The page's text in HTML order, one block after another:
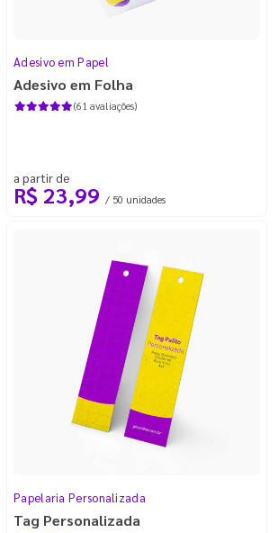
Adesivo em Papel
Adesivo em Folha
(61 avaliações)
a partir de
R$ 23,99 / 50 unidades
Papelaria Personalizada
Tag Personalizada